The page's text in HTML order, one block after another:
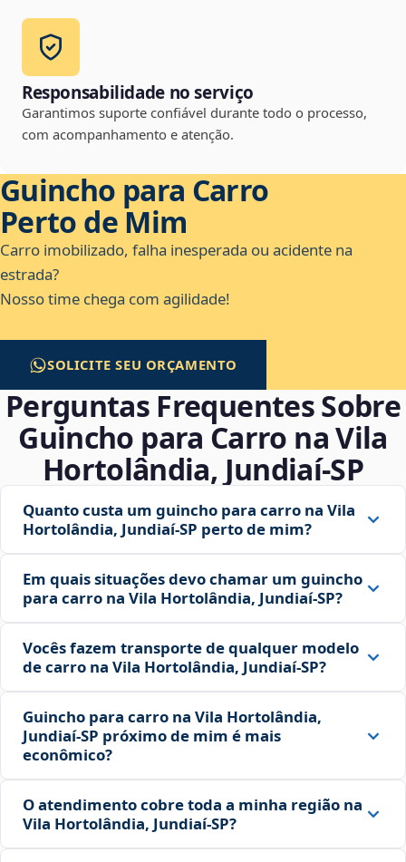
Responsabilidade no serviço
Garantimos suporte confiável durante todo o processo,
com acompanhamento e atenção.
Guincho para Carro
Perto de Mim
Carro imobilizado, falha inesperada ou acidente na
estrada?
Nosso time chega com agilidade!
SOLICITE SEU ORÇAMENTO
Perguntas Frequentes Sobre
Guincho para Carro na Vila
Hortolândia, Jundiaí‑SP
Quanto custa um guincho para carro na Vila
Hortolândia, Jundiaí‑SP perto de mim?
Em quais situações devo chamar um guincho
para carro na Vila Hortolândia, Jundiaí‑SP?
Vocês fazem transporte de qualquer modelo
de carro na Vila Hortolândia, Jundiaí‑SP?
Guincho para carro na Vila Hortolândia,
Jundiaí‑SP próximo de mim é mais
econômico?
O atendimento cobre toda a minha região na
Vila Hortolândia, Jundiaí‑SP?